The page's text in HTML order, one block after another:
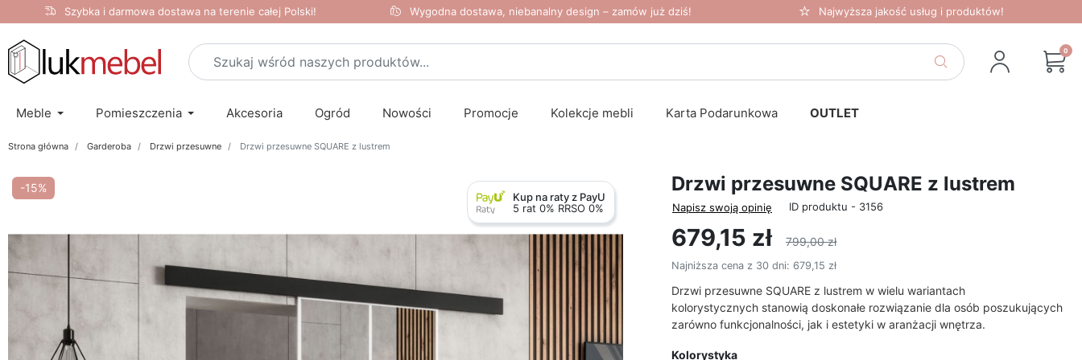
Szybka i darmowa dostawa na terenie całej Polski! Wygodna dostawa, niebanalny design – zamów już dziś! Najwyższa jakość usług i produktów!
0
Meble Pomieszczenia Akcesoria Ogród Nowości Promocje Kolekcje mebli Karta Podarunkowa OUTLET
Strona główna Garderoba Drzwi przesuwne Drzwi przesuwne SQUARE z lustrem
-15%
Kup na raty z PayU
5 rat 0% RRSO 0%
Drzwi przesuwne SQUARE z lustrem
Napisz swoją opinię ID produktu - 3156
679,15 zł 799,00 zł
Najniższa cena z 30 dni: 679,15 zł
Drzwi przesuwne SQUARE z lustrem w wielu wariantach
kolorystycznych stanowią doskonałe rozwiązanie dla osób poszukujących
zarówno funkcjonalności, jak i estetyki w aranżacji wnętrza.
Kolorystyka